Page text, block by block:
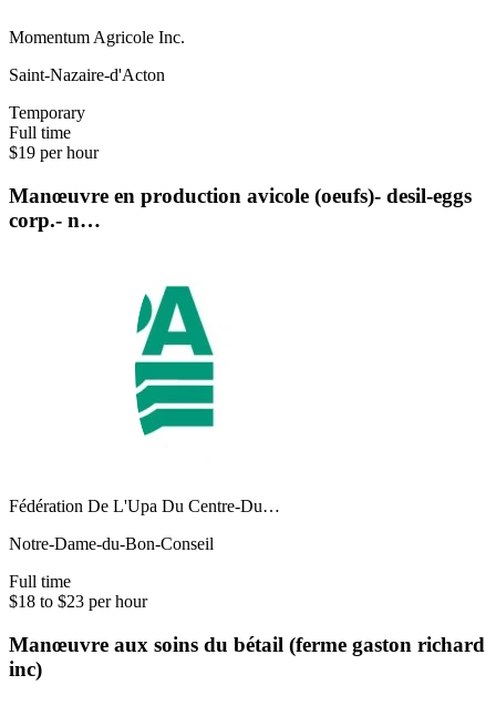
Momentum Agricole Inc.
Saint-Nazaire-d'Acton
Temporary
Full time
$19 per hour
Manœuvre en production avicole (oeufs)- desil-eggs
corp.- n…
Fédération De L'Upa Du Centre-Du…
Notre-Dame-du-Bon-Conseil
Full time
$18 to $23 per hour
Manœuvre aux soins du bétail (ferme gaston richard
inc)